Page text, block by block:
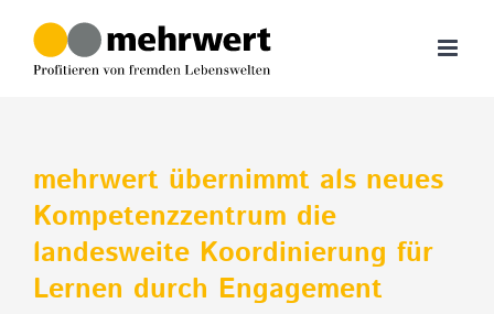
Inhalt
springen
mehrwert übernimmt als neues
Kompetenzzentrum die
landesweite Koordinierung für
Lernen durch Engagement